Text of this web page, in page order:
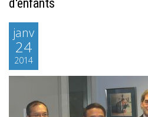
d'enfants
janv
24
2014